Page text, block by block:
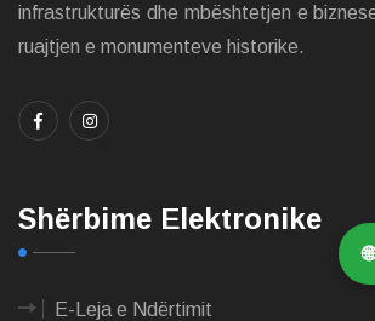
🌐
infrastrukturës dhe mbështetjen e
ruajtjen e monumenteve historike.
Shërbime Elektronike
E-Leja e Ndërtimit